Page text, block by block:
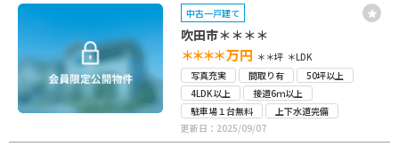
中古一戸建て
吹田市＊＊＊＊
＊＊＊＊万円 ＊＊坪 ＊LDK
写真充実
間取り有
50坪以上
4LDK以上
接道6ｍ以上
駐車場１台無料
上下水道完備
更新日：2025/09/07